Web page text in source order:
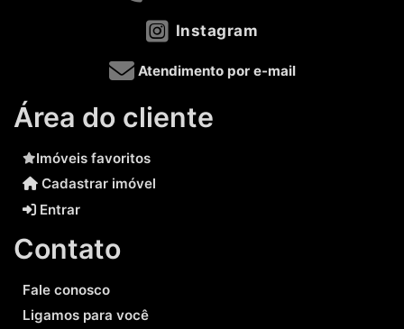
Instagram
Atendimento por e-mail
Área do cliente
Imóveis favoritos
Cadastrar imóvel
Entrar
Contato
Fale conosco
Ligamos para você